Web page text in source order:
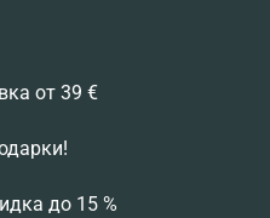
от 39 €
до 15 %